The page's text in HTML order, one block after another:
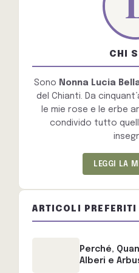
CHI
Sono Nonna Lucia
del Chianti. Da
le mie rose e le erbe
condivido tutto
LEGGI LA
ARTICOLI PREFERITI
Perché,
Alberi e